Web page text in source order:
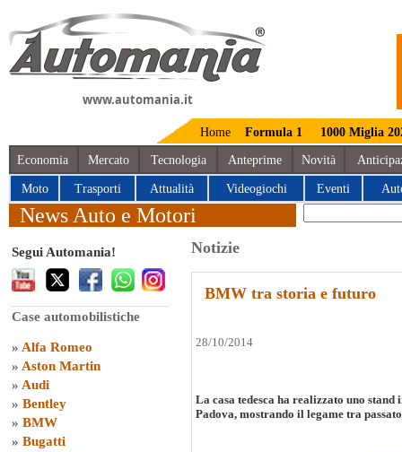
www.automania.it
Home Formula 1 1000 Miglia
Economia Mercato Tecnologia Anteprime Novità
Moto Trasporti Attualità Videogiochi Eventi
News Auto e Motori
Segui Automania!
Case automobilistiche
» Alfa Romeo
» Aston Martin
» Audi
» Bentley
» BMW
» Bugatti
Notizie
BMW tra storia e futuro
28/10/2014
La casa tedesca ha realizzato uno
Padova, mostrando il legame tra